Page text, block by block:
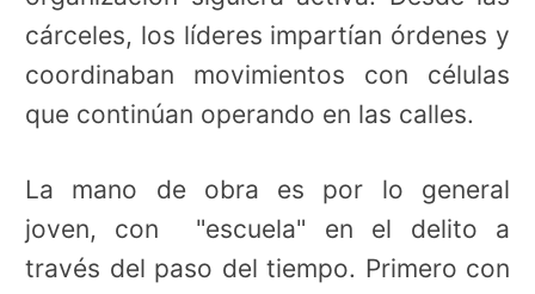
cárceles, los líderes impartían órdenes y
coordinaban movimientos con células
que continúan operando en las calles.
La mano de obra es por lo general
joven, con "escuela" en el delito a
través del paso del tiempo. Primero con